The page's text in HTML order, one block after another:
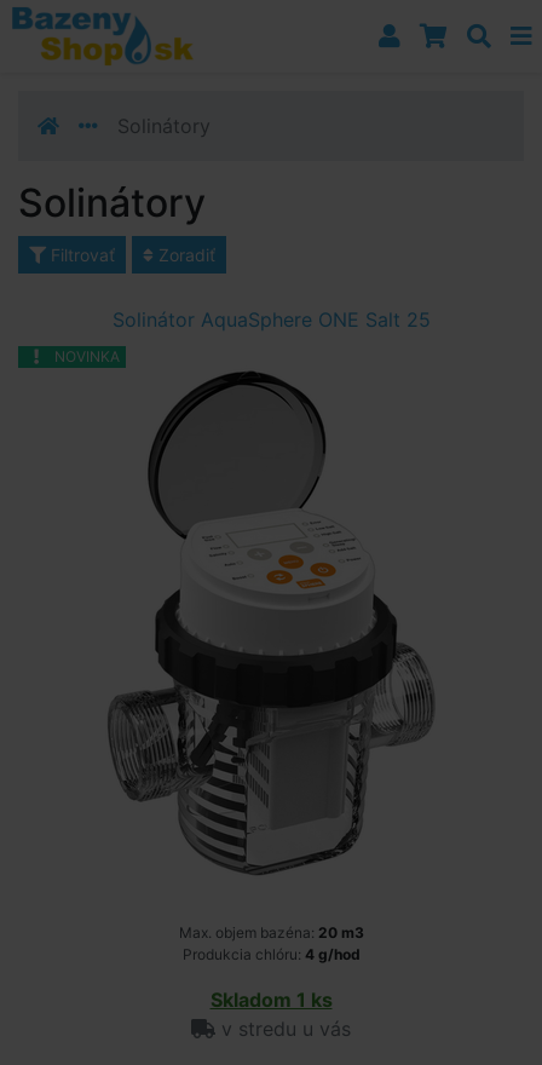
Prejsť k navigácii
Prejsť na obsah
Prejsť k bočnému stĺpci
Solinátory
Solinátory
Filtrovať Zoradiť
Solinátor AquaSphere ONE Salt 25
NOVINKA
Max. objem bazéna: 20 m3
Produkcia chlóru: 4 g/hod
Skladom 1 ks
v stredu u vás